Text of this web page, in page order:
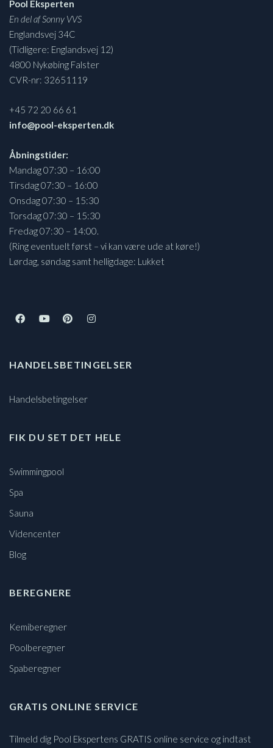
Pool Eksperten
En del af Sonny VVS
Englandsvej 34C
(Tidligere: Englandsvej 12)
4800 Nykøbing Falster
CVR-nr: 32651119
+45 72 20 66 61
info@pool-eksperten.dk
Åbningstider:
Mandag 07:30 – 16:00
Tirsdag 07:30 – 16:00
Onsdag 07:30 – 15:30
Torsdag 07:30 – 15:30
Fredag 07:30 – 14:00.
(Ring eventuelt først – vi kan være ude at køre!)
Lørdag, søndag samt helligdage: Lukket
HANDELSBETINGELSER
Handelsbetingelser
FIK DU SET DET HELE
Swimmingpool
Spa
Sauna
Videncenter
Blog
BEREGNERE
Kemiberegner
Poolberegner
Spaberegner
GRATIS ONLINE SERVICE
Tilmeld dig Pool Ekspertens GRATIS online service og indtast